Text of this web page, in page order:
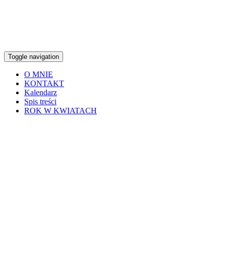
Toggle navigation
O MNIE
KONTAKT
Kalendarz
Spis treści
ROK W KWIATACH